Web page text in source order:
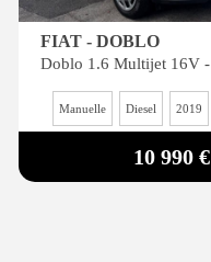
FIAT - DOBLO
Manuelle Diesel 2019
10 990 €